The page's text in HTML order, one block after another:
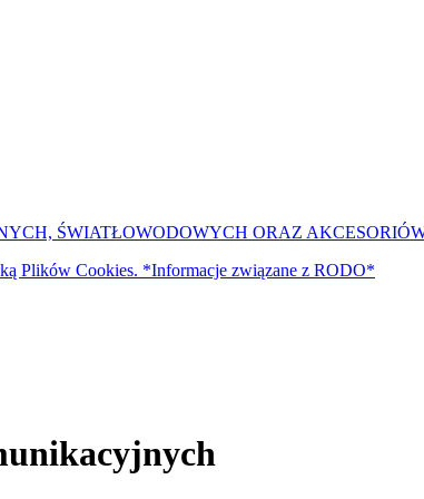
ŚWIATŁOWODOWYCH ORAZ
Plików Cookies. *Informacje związane z RODO*